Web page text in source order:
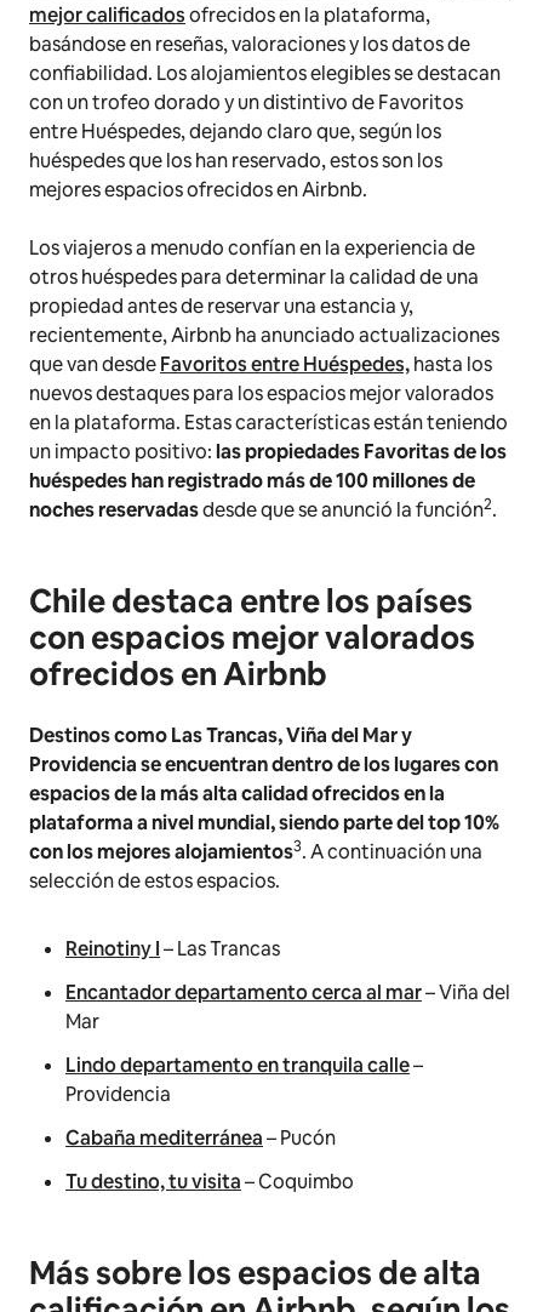
mejor calificadosofrecidos en la plataforma,
basándose en reseñas, valoraciones y los datos de
confiabilidad. Los alojamientos elegibles se destacan
con un trofeo dorado y un distintivo de Favoritos
entre Huéspedes, dejando claro que, según los
huéspedes que los han reservado, estos son los
mejores espacios ofrecidos en Airbnb.
Los viajeros a menudo confían en la experiencia de
otros huéspedes para determinar la calidad de una
propiedad antes de reservar una estancia y,
recientemente, Airbnb ha anunciado actualizaciones
que van desdeFavoritos entre Huéspedes,hasta los
nuevos destaques para los espacios mejor valorados
en la plataforma. Estas características están teniendo
un impacto positivo:las propiedades Favoritas de los
huéspedes han registrado más de 100 millones de
noches reservadasdesde que se anunció la función2.
Chile destaca entre los países
con espacios mejor valorados
ofrecidos en Airbnb
Destinos como Las Trancas, Viña del Mar y
Providencia se encuentran dentro de los lugares con
espacios de la más alta calidad ofrecidos en la
plataforma a nivel mundial, siendo parte del top 10%
con los mejores alojamientos3. A continuación una
selección de estos espacios.
Reinotiny I– Las Trancas
Encantador departamento cerca al mar– Viña del
Mar
Lindo departamento en tranquila calle–
Providencia
Cabaña mediterránea– Pucón
Tu destino, tu visita– Coquimbo
Más sobre los espacios de alta